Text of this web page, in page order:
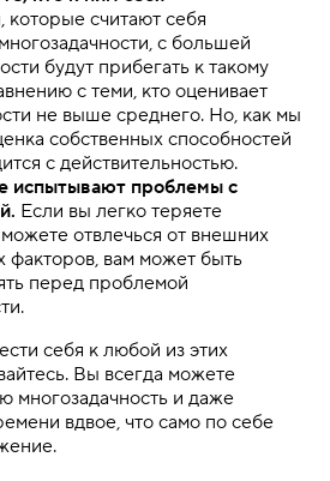
считают себя
с большей
будут прибегать к такому
с теми, кто оценивает
не выше среднего. Но, как мы
собственных способностей
с действительностью.
испытывают проблемы с
Если вы легко теряете
отвлечься от внешних
вам может быть
перед проблемой
себя к любой из этих
Вы всегда можете
многозадачность и даже
вдвое, что само по себе